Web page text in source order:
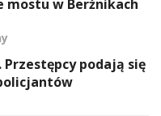
mostu w Berżnikach
podają się